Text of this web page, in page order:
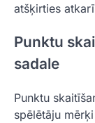
atšķirties
Punktu
sadale
Punktu
spēlētāju